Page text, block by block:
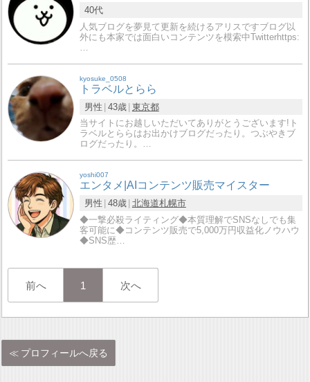
40代
人気ブログを夢見て更新を続けるアリスですブログ以
外にも本家では面白いコンテンツを模索中Twitterhttps:
kyosuke_0508
トラベルとらら
男性 43歳 東京都
当サイトにお越しいただいてありがとうございます!ト
ラベルとららはお出かけブログだったり。つぶやきブ
ログだったり。…
yoshi007
エンタメ|AIコンテンツ販売マイスター
男性 48歳 北海道札幌市
◆一撃必殺ライティング◆本質理解でSNSなしでも集
客可能に◆コンテンツ販売で5,000万円収益化ノウハウ
◆SNS歴…
前へ 1 次へ
プロフィールへ戻る